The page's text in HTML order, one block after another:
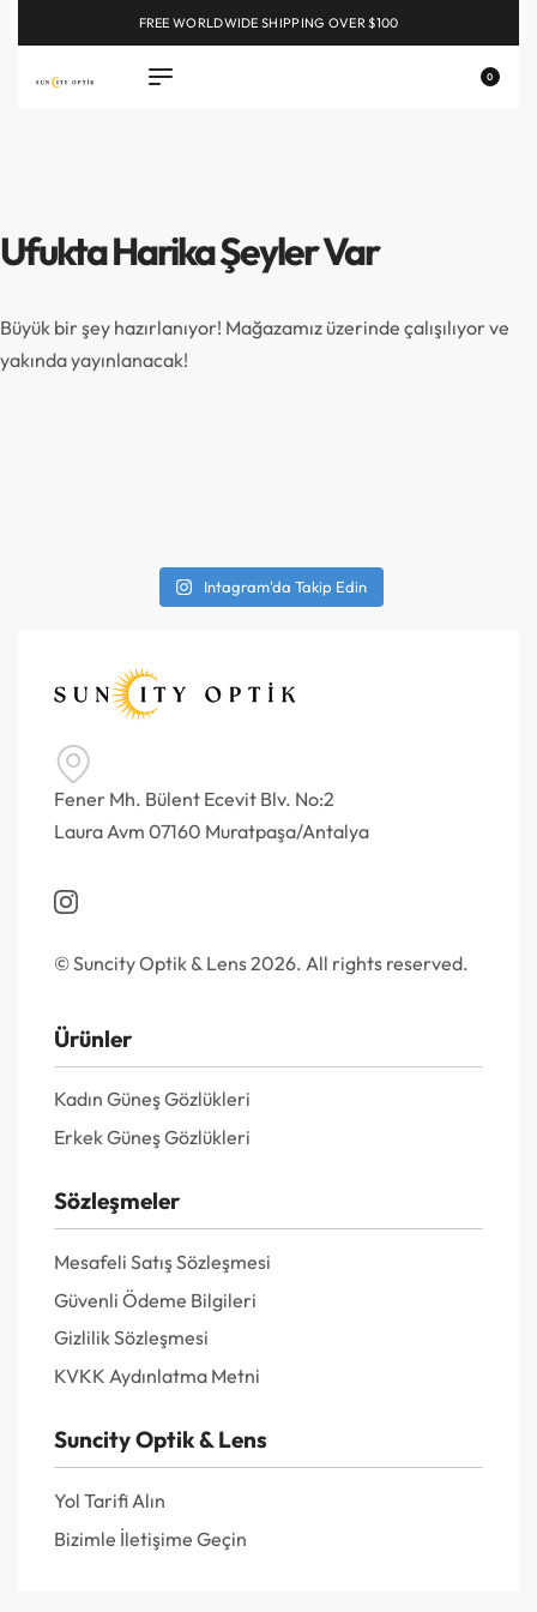
FREE WORLDWIDE SHIPPING OVER $100
0
Ufukta Harika Şeyler Var
Büyük bir şey hazırlanıyor! Mağazamız üzerinde çalışılıyor ve
yakında yayınlanacak!
Intagram'da Takip Edin
Fener Mh. Bülent Ecevit Blv. No:2
Laura Avm 07160 Muratpaşa/Antalya
© Suncity Optik & Lens 2026. All rights reserved.
Ürünler
Kadın Güneş Gözlükleri
Erkek Güneş Gözlükleri
Sözleşmeler
Mesafeli Satış Sözleşmesi
Güvenli Ödeme Bilgileri
Gizlilik Sözleşmesi
KVKK Aydınlatma Metni
Suncity Optik & Lens
Yol Tarifi Alın
Bizimle İletişime Geçin